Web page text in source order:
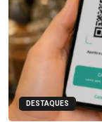
DESTAQUES